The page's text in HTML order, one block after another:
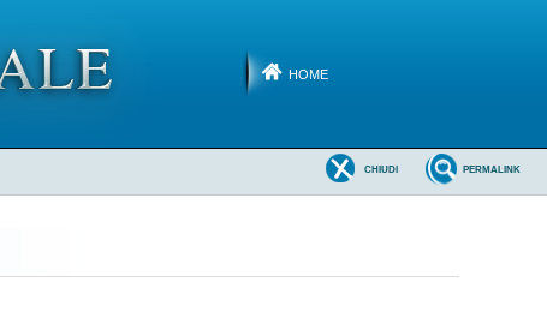
HOME
PERMALINK
CHIUDI